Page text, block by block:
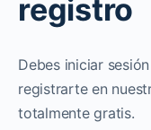
registro
Debes iniciar
registrarte en
totalmente gratis.